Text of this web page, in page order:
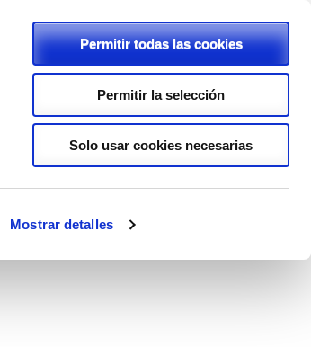
Mostrar detalles
Permitir todas las cookies
Permitir la selección
Solo usar cookies necesarias
962411239
PROYECTOS LOPD